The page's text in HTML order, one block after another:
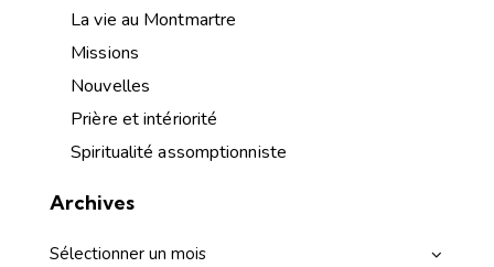
La vie au Montmartre
Missions
Nouvelles
Prière et intériorité
Spiritualité assomptionniste
Archives